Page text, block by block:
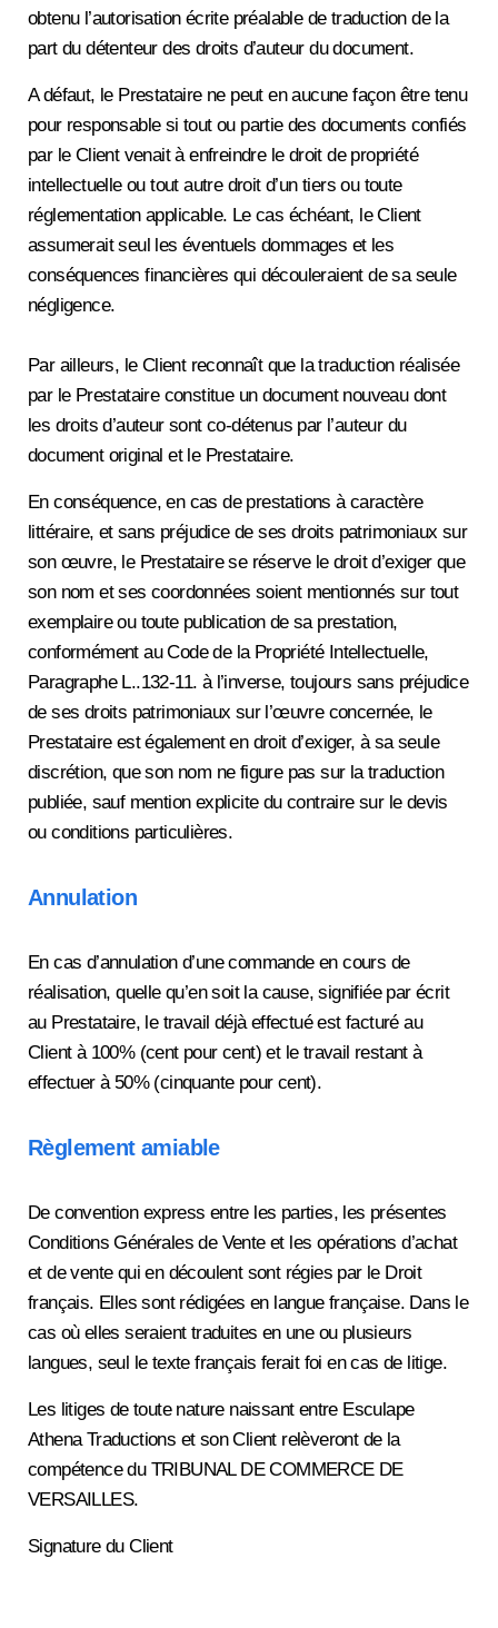
obtenu l’autorisation écrite préalable de traduction de la
part du détenteur des droits d’auteur du document.
A défaut, le Prestataire ne peut en aucune façon être tenu
pour responsable si tout ou partie des documents confiés
par le Client venait à enfreindre le droit de propriété
intellectuelle ou tout autre droit d’un tiers ou toute
réglementation applicable. Le cas échéant, le Client
assumerait seul les éventuels dommages et les
conséquences financières qui découleraient de sa seule
négligence.
Par ailleurs, le Client reconnaît que la traduction réalisée
par le Prestataire constitue un document nouveau dont
les droits d’auteur sont co-détenus par l’auteur du
document original et le Prestataire.
En conséquence, en cas de prestations à caractère
littéraire, et sans préjudice de ses droits patrimoniaux sur
son œuvre, le Prestataire se réserve le droit d’exiger que
son nom et ses coordonnées soient mentionnés sur tout
exemplaire ou toute publication de sa prestation,
conformément au Code de la Propriété Intellectuelle,
Paragraphe L..132-11. à l’inverse, toujours sans préjudice
de ses droits patrimoniaux sur l’œuvre concernée, le
Prestataire est également en droit d’exiger, à sa seule
discrétion, que son nom ne figure pas sur la traduction
publiée, sauf mention explicite du contraire sur le devis
ou conditions particulières.
Annulation
En cas d’annulation d’une commande en cours de
réalisation, quelle qu’en soit la cause, signifiée par écrit
au Prestataire, le travail déjà effectué est facturé au
Client à 100% (cent pour cent) et le travail restant à
effectuer à 50% (cinquante pour cent).
Règlement amiable
De convention express entre les parties, les présentes
Conditions Générales de Vente et les opérations d’achat
et de vente qui en découlent sont régies par le Droit
français. Elles sont rédigées en langue française. Dans le
cas où elles seraient traduites en une ou plusieurs
langues, seul le texte français ferait foi en cas de litige.
Les litiges de toute nature naissant entre Esculape
Athena Traductions et son Client relèveront de la
compétence du TRIBUNAL DE COMMERCE DE
VERSAILLES.
Signature du Client